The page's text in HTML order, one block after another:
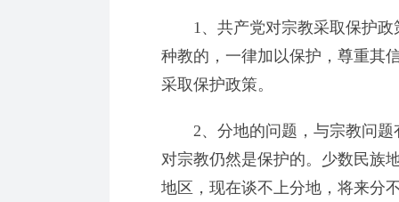
1、共产党对宗教采取保护政
种教的，一律加以保护，尊重其
采取保护政策。
2、分地的问题，与宗教问题
对宗教仍然是保护的。少数民族
地区，现在谈不上分地，将来分